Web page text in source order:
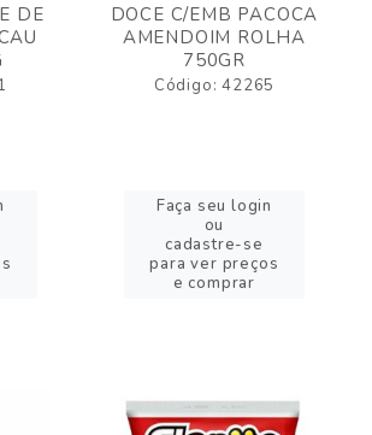
DE
DOCE C/EMB PACOCA
AMENDOIM ROLHA
750GR
Código: 42265
Faça seu login
ou
cadastre-se
para ver preços
e comprar